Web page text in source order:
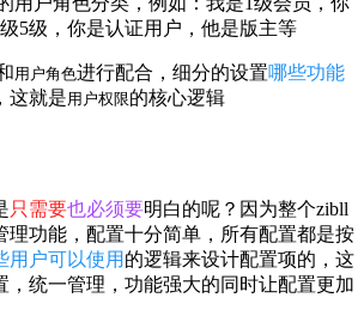
5级，你是认证用户，他是版主等
用户角色进行配合，细分的设置哪些功能
，这就是用户权限的核心逻辑
只需要也必须要明白的呢？因为整个zibll
理功能，配置十分简单，所有配置都是按
用户可以使用 的逻辑来设计配置项的，这
，统一管理，功能强大的同时让配置更加